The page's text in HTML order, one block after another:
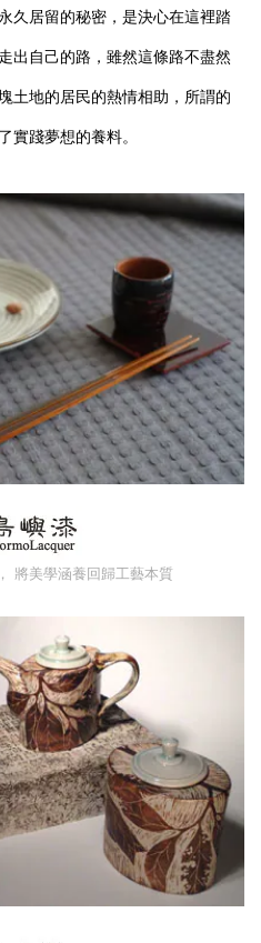
久居留的秘密，是決心在這裡踏
出自己的路，雖然這條路不盡然
土地的居民的熱情相助，所謂的
實踐夢想的養料。
將美學涵養回歸工藝本質